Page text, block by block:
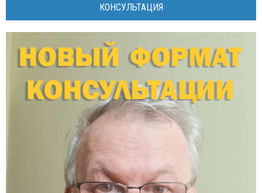
КОНСУЛЬТАЦИЯ